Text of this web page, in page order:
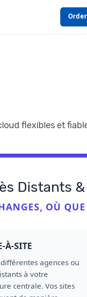
Order
flexibles et
Distants
OÙ
À-SITE
agences ou
à votre
centrale. Vos sites